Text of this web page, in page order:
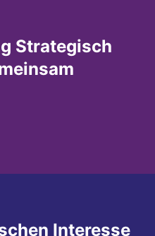
Strategisch
Interesse